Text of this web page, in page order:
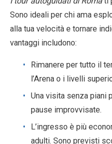
Sono ideali per chi ama
alla tua velocità e tornare
vantaggi includono:
Rimanere per tutto il
l’Arena o i livelli
Una visita senza piani
pause improvvisate.
L’ingresso è più
adulti. Sono previsti